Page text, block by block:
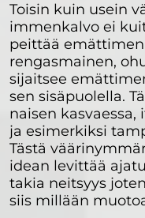
Toisin kuin usein
immenkalvo ei
peittää emättimen
rengasmainen,
sijaitsee
sen sisäpuolella.
naisen
ja esimerkiksi
Tästä
idean levittää
takia neitsyys
siis millään